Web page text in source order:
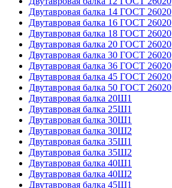
Двутавровая балка 14 ГОСТ 26020
Двутавровая балка 16 ГОСТ 26020
Двутавровая балка 18 ГОСТ 26020
Двутавровая балка 20 ГОСТ 26020
Двутавровая балка 30 ГОСТ 26020
Двутавровая балка 36 ГОСТ 26020
Двутавровая балка 45 ГОСТ 26020
Двутавровая балка 50 ГОСТ 26020
Двутавровая балка 20Ш1
Двутавровая балка 25Ш1
Двутавровая балка 30Ш1
Двутавровая балка 30Ш2
Двутавровая балка 35Ш1
Двутавровая балка 35Ш2
Двутавровая балка 40Ш1
Двутавровая балка 40Ш2
Двутавровая балка 45Ш1